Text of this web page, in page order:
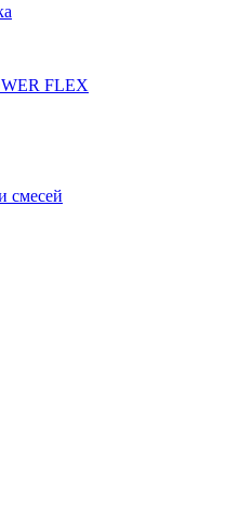
FLEX
смесей